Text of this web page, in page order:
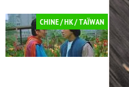
CHINE / HK / TAÏWAN